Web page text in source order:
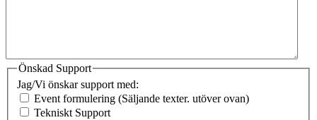
Önskad Support
Jag/Vi önskar support med:
Event formulering (Säljande texter. utöver ovan)
Tekniskt Support